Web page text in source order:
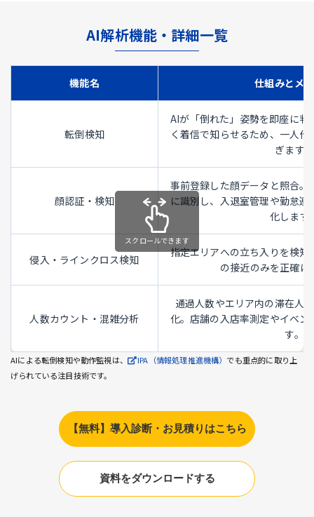
AI解析機能・詳細一覧
機能名 仕組みとメ
転倒検知
AIが「倒れた」姿勢を即座に判
く着信で知らせるため、一人
ぎます。
顔認証・検知
事前登録した顔データと照合
に識別し、入退室管理や勤怠
化します
侵入・ラインクロス検知
指定エリアへの立ち入りを検
の接近のみを正確に
人数カウント・混雑分析
通過人数やエリア内の滞在人
化。店舗の入店率測定やイベ
す。
AIによる転倒検知や動作監視は、 IPA（情報処理推進機構） でも重点的に取り上
げられている注目技術です。
【無料】導入診断・お見積りはこちら
資料をダウンロードする